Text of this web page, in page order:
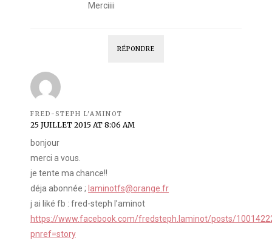
Merciiii
RÉPONDRE
FRED-STEPH L'AMINOT
25 JUILLET 2015 AT 8:06 AM
bonjour
merci a vous.
je tente ma chance!!
déja abonnée ; laminotfs@orange.fr
j ai liké fb : fred-steph l’aminot
https://www.facebook.com/fredsteph.laminot/posts/
pnref=story